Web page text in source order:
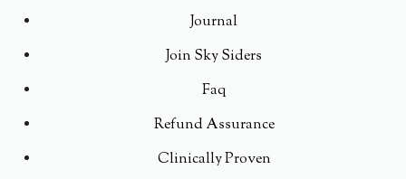
Journal
Join Sky Siders
Faq
Refund Assurance
Clinically Proven